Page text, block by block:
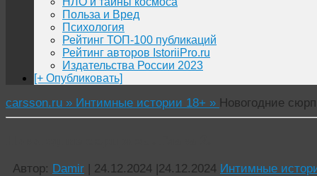
Польза и Вред
Психология
Рейтинг ТОП-100 публикаций
Рейтинг авторов IstoriiPro.ru
Издательства России 2023
[+ Опубликовать]
carsson.ru » Интимные истории 18+ » Новогодние
Автор: Damir | 24.12.2024 |24.12.2024 Интимные